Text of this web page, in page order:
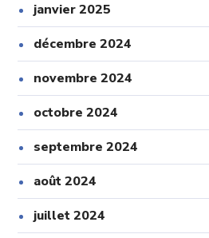
janvier 2025
décembre 2024
novembre 2024
octobre 2024
septembre 2024
août 2024
juillet 2024